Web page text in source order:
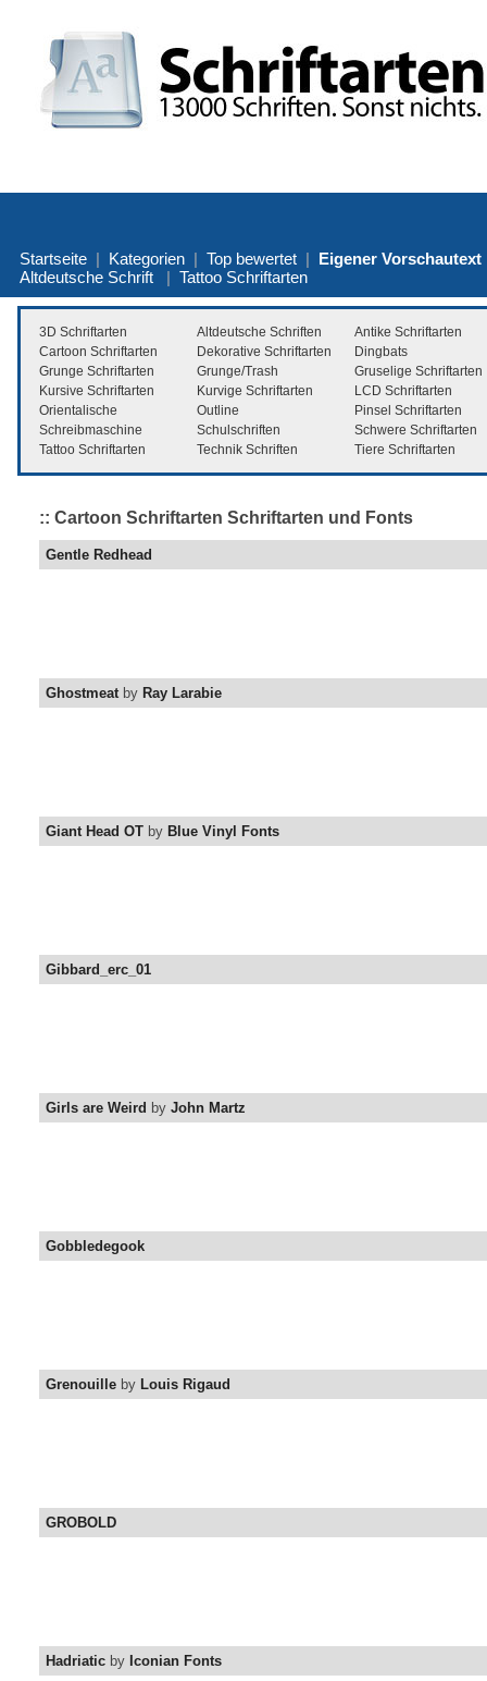
Startseite | Kategorien | Top bewertet | Eigener Vorschautext
Altdeutsche Schrift | Tattoo Schriftarten
3D Schriftarten Altdeutsche Schriften
Antike Schriftarten
Cartoon Schriftarten
Dekorative Schriftarten
Dingbats
Grunge Schriftarten
Grunge/Trash
Gruselige Schriftarten
Kursive Schriftarten
Kurvige Schriftarten
LCD Schriftarten
Orientalische
Outline
Pinsel Schriftarten
Schreibmaschine
Schulschriften
Schwere Schriftarten
Tattoo Schriftarten
Technik Schriften Tiere Schriftarten
:: Cartoon Schriftarten Schriftarten und Fonts
Gentle Redhead
Ghostmeatby Ray Larabie
Giant Head OT by Blue Vinyl Fonts
Gibbard_erc_01
Girls are Weird by John Martz
Gobbledegook
Grenouille by Louis Rigaud
GROBOLD
Hadriatic by Iconian Fonts